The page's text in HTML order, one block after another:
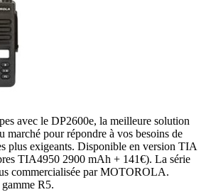
avec le DP2600e, la meilleure solution
marché pour répondre à vos besoins de
plus exigeants. Disponible en version TIA
TIA4950 2900 mAh + 141€). La série
commercialisée par MOTOROLA.
R5.